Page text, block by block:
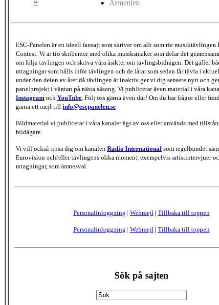
Armenien
ESC-Panelen är en ideell fansajt som skriver om allt som rör musiktävlingen
Contest. Vi är tio skribenter med olika musiksmaker som delar det
om följa tävlingen och skriva våra åsikter om tävlingsbidragen. Det gäller
uttagningar som hålls inför tävlingen och de låtar som sedan får tävla i
under den delen av året då tävlingen är inaktiv ger vi dig senaste nytt och
panelprojekt i väntan på nästa säsong. Vi publicerar även material i våra
Instagram och YouTube . Följ oss gärna även där! Om du har frågor eller
gärna ett mejl till info@escpanelen.se
Bildmaterial vi publicerar i våra kanaler ägs av oss eller används med
bildägare.
Vi vill också tipsa dig om kanalen Radio International som regelbundet
Eurovision och/eller tävlingens olika moment, exempelvis artistintervjuer
uttagningar, som ämnesval.
Personalinloggning | Webmejl | Tillbaka till toppen
Personalinloggning | Webmejl | Tillbaka till toppen
Sök på sajten